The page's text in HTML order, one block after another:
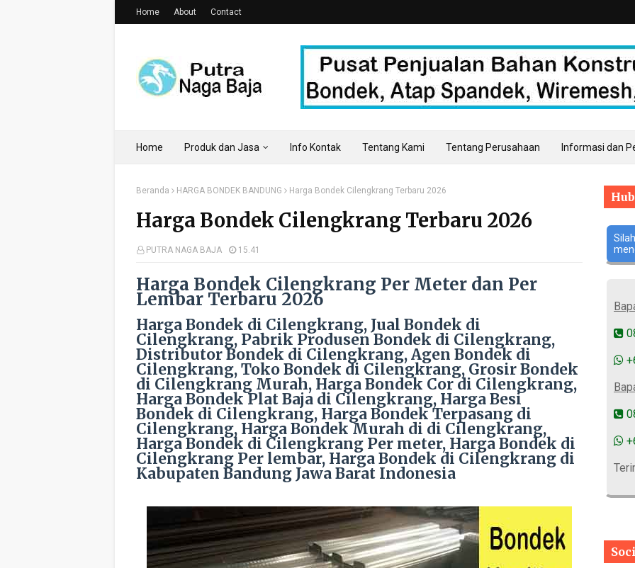
Home About Contact
Home Produk dan Jasa Info Kontak Tentang Kami Tentang Perusahaan Informasi dan
Beranda HARGA BONDEK BANDUNG Harga Bondek Cilengkrang Terbaru 2026
Harga Bondek Cilengkrang Terbaru 2026
PUTRA NAGA BAJA 15.41
Harga Bondek Cilengkrang Per Meter dan Per
Lembar Terbaru 2026
Harga Bondek di Cilengkrang, Jual Bondek di
Cilengkrang, Pabrik Produsen Bondek di Cilengkrang,
Distributor Bondek di Cilengkrang, Agen Bondek di
Cilengkrang, Toko Bondek di Cilengkrang, Grosir Bondek
di Cilengkrang Murah, Harga Bondek Cor di Cilengkrang,
Harga Bondek Plat Baja di Cilengkrang, Harga Besi
Bondek di Cilengkrang, Harga Bondek Terpasang di
Cilengkrang, Harga Bondek Murah di di Cilengkrang,
Harga Bondek di Cilengkrang Per meter, Harga Bondek di
Cilengkrang Per lembar, Harga Bondek di Cilengkrang di
Kabupaten Bandung Jawa Barat Indonesia